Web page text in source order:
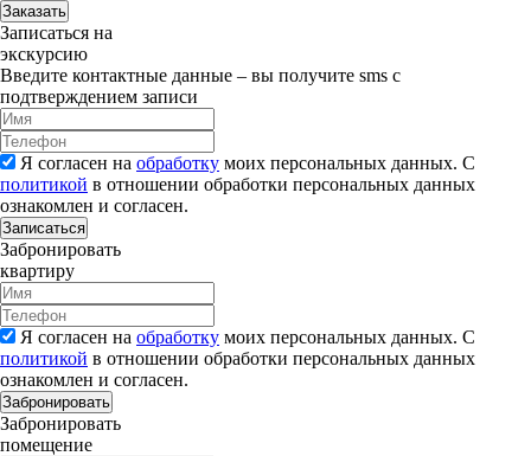
Заказать
Записаться на
экскурсию
Введите контактные данные – вы получите sms с
подтверждением записи
Я согласен на обработку моих персональных данных. С
политикой в отношении обработки персональных данных
ознакомлен и согласен.
Записаться
Забронировать
квартиру
Я согласен на обработку моих персональных данных. С
политикой в отношении обработки персональных данных
ознакомлен и согласен.
Забронировать
Забронировать
помещение